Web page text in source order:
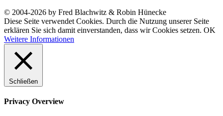
© 2004-2026 by Fred Blachwitz & Robin Hünecke
Diese Seite verwendet Cookies. Durch die Nutzung unserer Seite
erklären Sie sich damit einverstanden, dass wir Cookies setzen. OK
Weitere Informationen
Schließen
Privacy Overview